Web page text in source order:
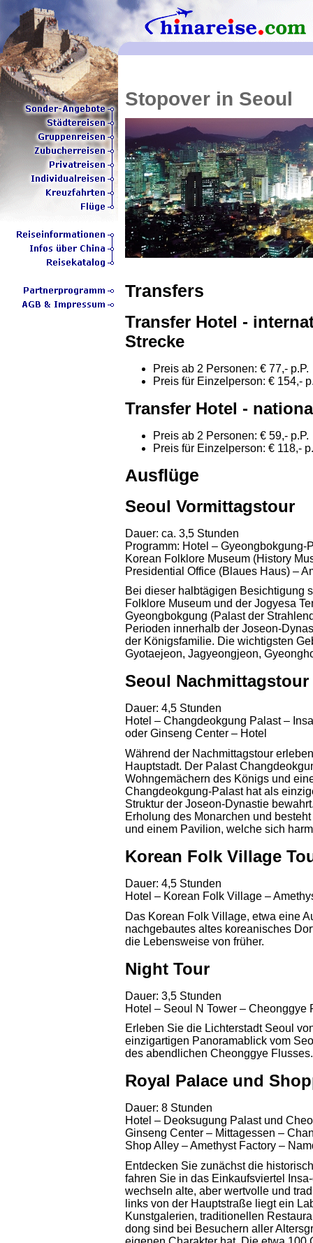
Stopover in Seoul
Transfers
Transfer Hotel -
Strecke
Preis ab 2 Personen: € 77,- p.P.
Preis für Einzelperson: € 154,-
Transfer Hotel -
Preis ab 2 Personen: € 59,- p.P.
Preis für Einzelperson: € 118,-
Ausflüge
Seoul Vormittagstour
Dauer: ca. 3,5 Stunden
Programm: Hotel – Gyeongbokgung-
Korean Folklore Museum (History
Presidential Office (Blaues Haus) –
Bei dieser halbtägigen Besichtigung
Folklore Museum und der Jogyesa
Gyeongbokgung (Palast der
Perioden innerhalb der Joseon-
der Königsfamilie. Die wichtigsten
Gyotaejeon, Jagyeongjeon,
Seoul Nachmittagstour
Dauer: 4,5 Stunden
Hotel – Changdeokgung Palast –
oder Ginseng Center – Hotel
Während der Nachmittagstour
Hauptstadt. Der Palast
Wohngemächern des Königs und
Changdeokgung-Palast hat als
Struktur der Joseon-Dynastie
Erholung des Monarchen und
und einem Pavilion, welche sich
Korean Folk Village
Dauer: 4,5 Stunden
Hotel – Korean Folk Village –
Das Korean Folk Village, etwa eine
nachgebautes altes koreanisches
die Lebensweise von früher.
Night Tour
Dauer: 3,5 Stunden
Hotel – Seoul N Tower –
Erleben Sie die Lichterstadt Seoul
einzigartigen Panoramablick vom
des abendlichen Cheonggye Flusses.
Royal Palace und
Dauer: 8 Stunden
Hotel – Deoksugung Palast und
Ginseng Center – Mittagessen –
Shop Alley – Amethyst Factory –
Entdecken Sie zunächst die
fahren Sie in das Einkaufsviertel
wechseln alte, aber wertvolle und
links von der Hauptstraße liegt ein
Kunstgalerien, traditionellen
dong sind bei Besuchern aller